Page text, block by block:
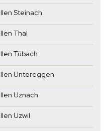
Steinach
Thal
Tübach
Untereggen
Uznach
Uzwil